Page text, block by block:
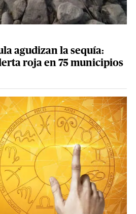
agudizan la sequía:
roja en 75 municipios